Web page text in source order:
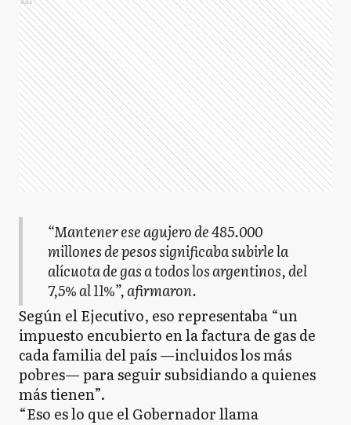
“Mantener ese agujero de 485.000
millones de pesos significaba subirle la
alícuota de gas a todos los argentinos, del
7,5% al 11%”, afirmaron.
Según el Ejecutivo, eso representaba “un
impuesto encubierto en la factura de gas de
cada familia del país —incluidos los más
pobres— para seguir subsidiando a quienes
más tienen”.
“Eso es lo que el Gobernador llama